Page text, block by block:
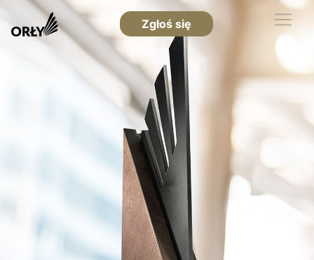
Zgłoś się